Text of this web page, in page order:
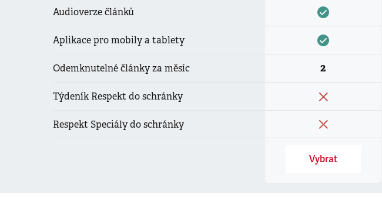
Audioverze článků
Aplikace pro mobily a tablety
Odemknutelné články za měsíc
Týdeník Respekt do schránky
Respekt Speciály do schránky
2
Vybrat